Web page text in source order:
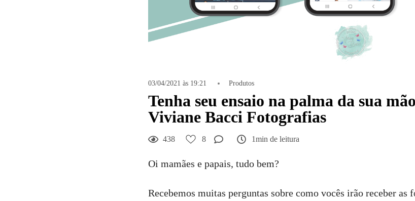
03/04/2021 às 19:21 Produtos
Tenha seu ensaio na palma da sua
Viviane Bacci Fotografias
438 8 1min de leitura
Oi mamães e papais, tudo bem?
Recebemos muitas perguntas sobre como vocês irão receber as